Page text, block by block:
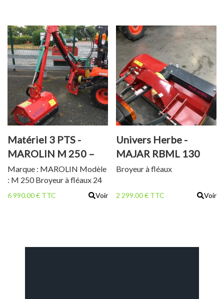
Matériel 3 PTS -
MAROLIN M 250 –
EPAREUSE
Marque : MAROLIN Modèle
: M 250 Broyeur à fléaux 24
couteaux largeur 60 cm
Système mécanique Double
micro tracteur >/= à 800 kg
6 990.00 € TTC Voir
Univers Herbe -
MAJAR RBML 130
Broyeur à fléaux
2 299.00 € TTC Voir